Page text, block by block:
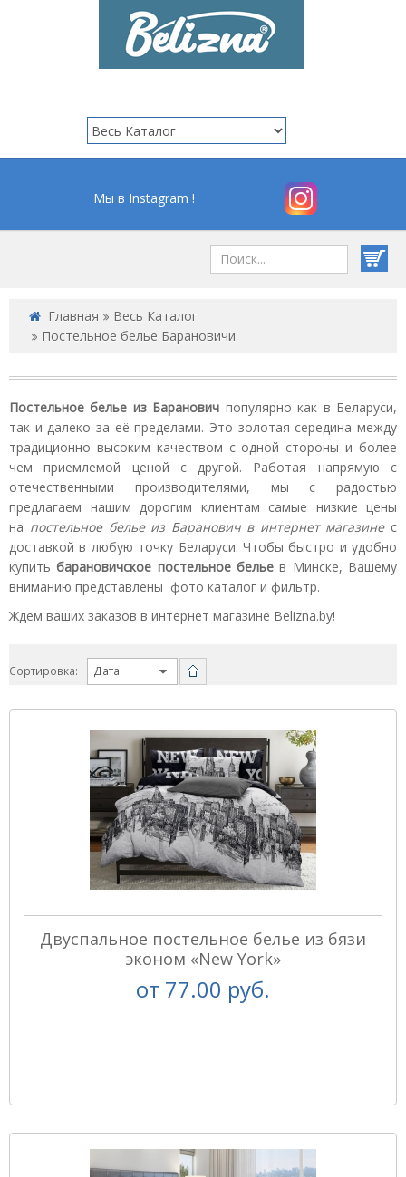
Мы в Instagram !
Главная
Весь Каталог
Постельное белье Барановичи
Постельное белье из Баранович популярно как в Беларуси,
так и далеко за её пределами. Это золотая середина между
традиционно высоким качеством с одной стороны и более
чем приемлемой ценой с другой. Работая напрямую с
отечественными производителями, мы с радостью
предлагаем нашим дорогим клиентам самые низкие цены
на постельное белье из Баранович в интернет магазинес
доставкой в любую точку Беларуси. Чтобы быстро и удобно
купить барановичское постельное белье в Минске, Вашему
вниманию представлены фото каталог и фильтр.
Ждем ваших заказов в интернет магазине Belizna.by!
Сортировка:
Двуспальное постельное белье из бязи
эконом «New York»
от 77.00 руб.